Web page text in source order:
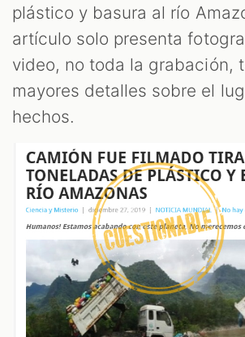
plástico y basura al río
artículo solo presenta
video, no toda la grabación,
mayores detalles sobre el
hechos.